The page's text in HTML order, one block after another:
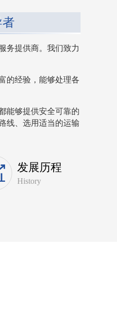
务提供商。我们致力
的经验，能够处理各
能够提供安全可靠的
线、选用适当的运输
发展历程
History